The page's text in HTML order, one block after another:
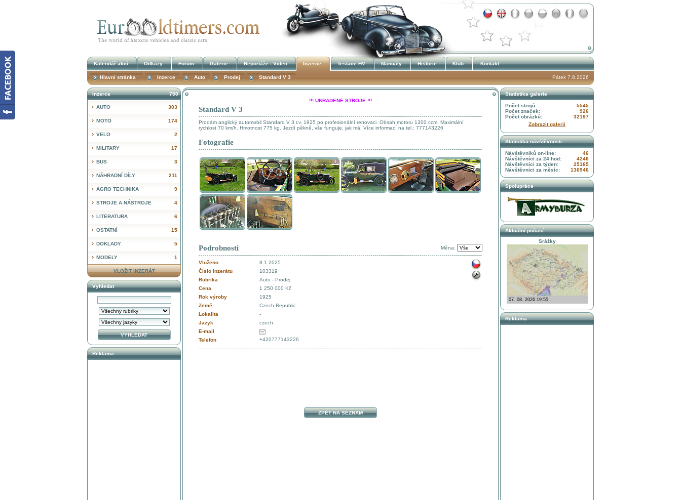
Standard V 3
Prodám anglický automobil Standard V 3 r.v. 1925 po profesionální renovaci. Obsah motoru 1300 ccm. Maximální
rychlost 70 km/h. Hmotnost 775 kg. Jezdí pěkně, vše funguje, jak má. Více informací na tel.: 777143226
Fotografie
Měna:
Podrobnosti
Vloženo
8.1.2025
Číslo inzerátu
103319
Rubrika
Auto - Prodej
Cena
1 250 000 Kč
Rok výroby
1925
Země
Czech Republic
Lokalita
-
Jazyk
czech
E-mail
Telefon
+420777143226
ZPĚT NA SEZNAM
750
Inzerce
303
AUTO
174
MOTO
2
VELO
17
MILITARY
3
BUS
211
NÁHRADNÍ DÍLY
9
AGRO TECHNIKA
4
STROJE A NÁSTROJE
6
LITERATURA
15
OSTATNÍ
5
DOKLADY
1
MODELY
VLOŽIT INZERÁT
Vyhledat
Reklama
Statistika galerie
5545
Počet strojů:
926
Počet značek:
32197
Počet obrázků:
Zobrazit galerii
Statistika návštěvnosti
46
Návštěvníků on-line:
4246
Návštěvníci za 24 hod:
25165
Návštěvníci za týden:
136946
Návštěvníci za měsíc:
Spolupráce
Aktuální počasí
Srážky
Reklama
Pátek 7.8.2026
Kalendář akcí Odkazy Forum Galerie Reportáže - Video Inzerce Testace HV Manuály Historie Klub Kontakt
Hlavní stránka Inzerce Auto Prodej Standard V 3
!!! UKRADENÉ STROJE !!!